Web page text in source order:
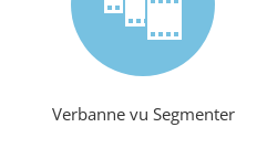
Verbanne vu Segmenter